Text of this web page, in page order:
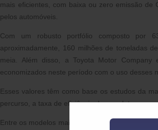
mais eficientes, com baixa ou zero emissão
pelos automóveis.
Com um robusto portfólio composto por
aproximadamente, 160 milhões de toneladas
meia. Além disso, a Toyota Motor
economizados neste período com o uso desses
Esses valores têm como base os estudos da
percurso, a taxa de eficiência dos produtos em
Entre os modelos mais vendidos até o